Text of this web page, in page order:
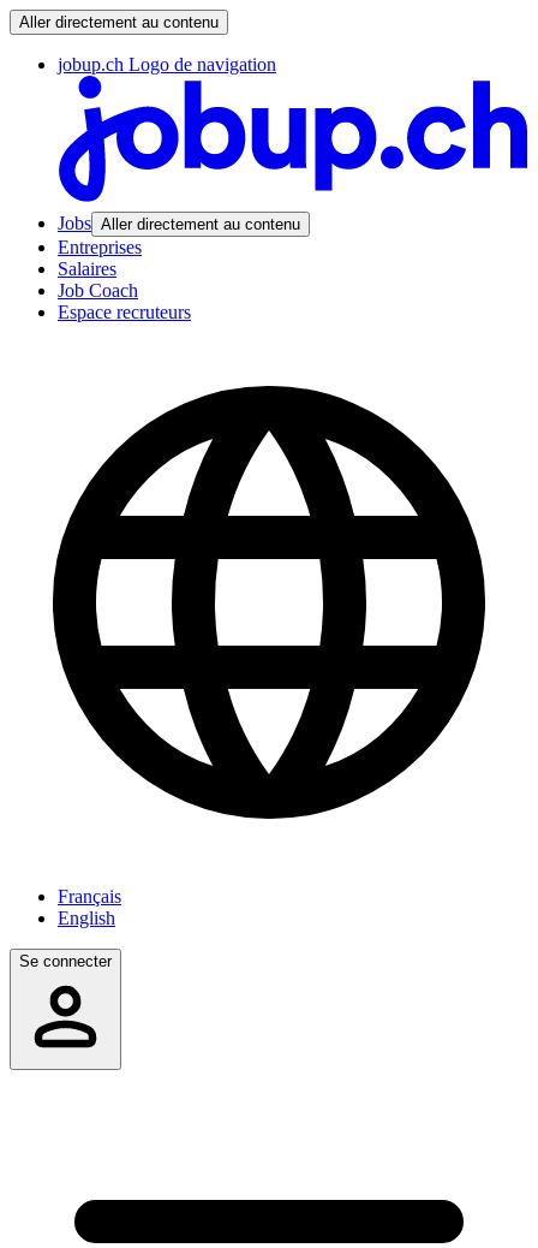
Aller directement au contenu
jobup.ch Logo de navigation
Jobs Aller directement au contenu
Entreprises
Salaires
Job Coach
Espace recruteurs
Français
English
Se connecter